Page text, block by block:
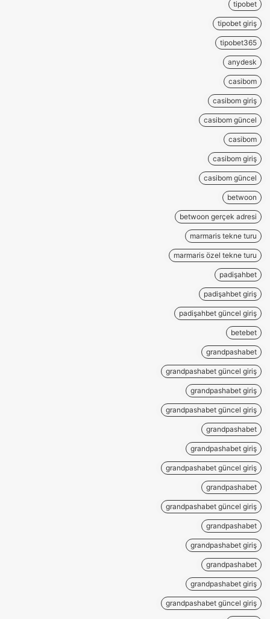
tipobet
tipobet giriş
tipobet365
anydesk
casibom
casibom giriş
casibom güncel
casibom
casibom giriş
casibom güncel
betwoon
betwoon gerçek adresi
marmaris tekne turu
marmaris özel tekne turu
padişahbet
padişahbet giriş
padişahbet güncel giriş
betebet
grandpashabet
grandpashabet güncel giriş
grandpashabet giriş
grandpashabet güncel giriş
grandpashabet
grandpashabet giriş
grandpashabet güncel giriş
grandpashabet
grandpashabet güncel giriş
grandpashabet
grandpashabet giriş
grandpashabet
grandpashabet giriş
grandpashabet güncel giriş